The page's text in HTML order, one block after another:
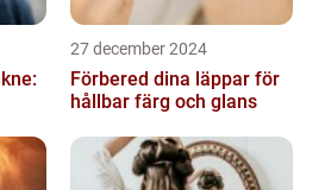
27 december 2024
Förbered dina läppar för
hållbar färg och glans